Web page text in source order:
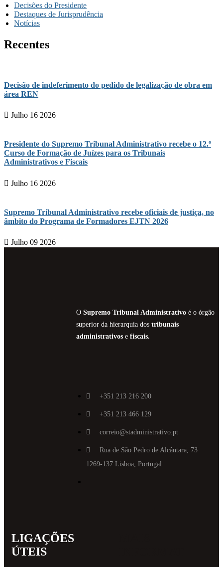
Decisões do Presidente
Destaques de Jurisprudência
Notícias
Recentes
Decisão de indeferimento do pedido de legalização de obra em
área REN
Julho 16 2026
Presidente do Supremo Tribunal Administrativo recebe o 12.º
Curso de Formação de Juízes para os Tribunais
Administrativos e Fiscais
Julho 16 2026
Supremo Tribunal Administrativo recebe oficiais de justiça, no
âmbito do Programa de Formadores EJTN 2026
Julho 09 2026
O Supremo Tribunal Administrativoé o órgão
superior da hierarquia dos tribunais
administrativose fiscais.
+351 213 216 200
+351 213 466 129
correio@stadministrativo.pt
Rua de São Pedro de Alcântara, 73
1269-137 Lisboa, Portugal
LIGAÇÕES
ÚTEIS